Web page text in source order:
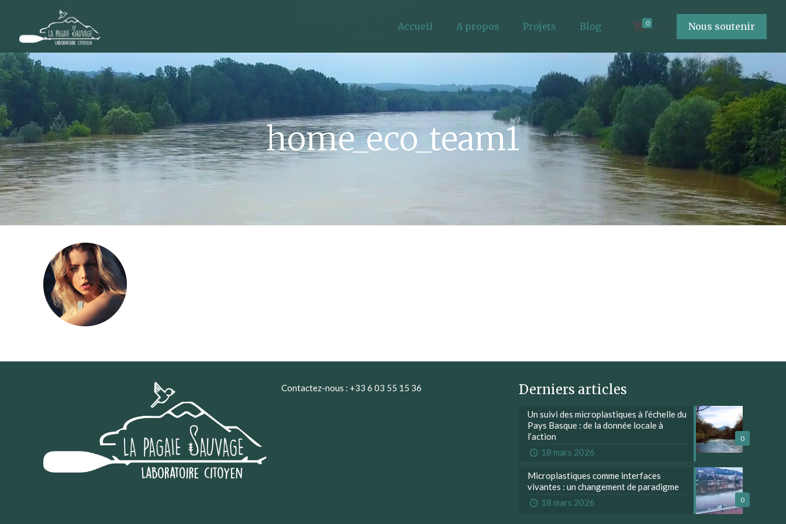
Accueil A propos Projets Blog 0 Nous soutenir
home_eco_team1
Contactez-nous : +33 6 03 55 15 36 Derniers articles
0
Un suivi des microplastiques à l’échelle du
Pays Basque : de la donnée locale à
l’action
18 mars 2026
0
Microplastiques comme interfaces
vivantes : un changement de paradigme
18 mars 2026